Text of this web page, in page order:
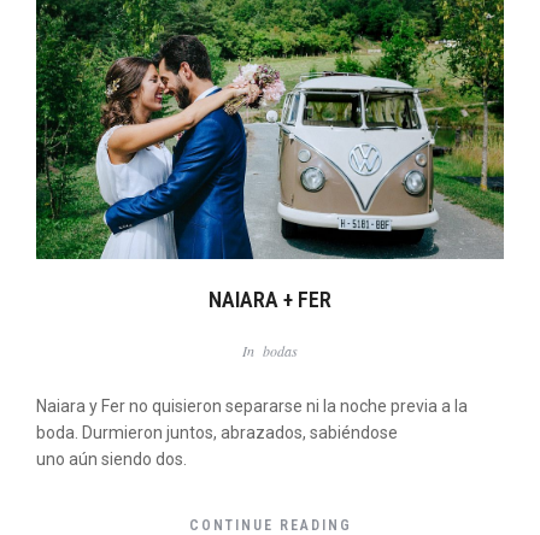
NAIARA + FER
In bodas
Naiara y Fer no quisieron separarse ni la noche previa a la
boda. Durmieron juntos, abrazados, sabiéndose
uno aún siendo dos.
CONTINUE READING